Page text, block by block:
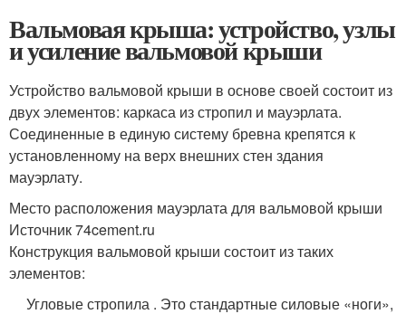
Вальмовая крыша: устройство, узлы
и усиление вальмовой крыши
Устройство вальмовой крыши в основе своей состоит из
двух элементов: каркаса из стропил и мауэрлата.
Соединенные в единую систему бревна крепятся к
установленному на верх внешних стен здания
мауэрлату.
Место расположения мауэрлата для вальмовой крыши
Источник 74cement.ru
Конструкция вальмовой крыши состоит из таких
элементов:
Угловые стропила . Это стандартные силовые «ноги»,